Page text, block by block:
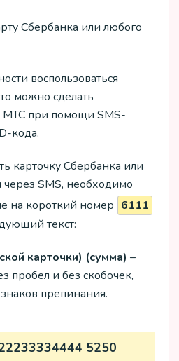
Сбербанка или любого
воспользоваться
можно сделать
при помощи SMS-
кода.
карточку Сбербанка или
SMS, необходимо
на короткий номер 6111
текст:
карточки) (сумма) –
пробел и без скобочек,
препинания.
5250